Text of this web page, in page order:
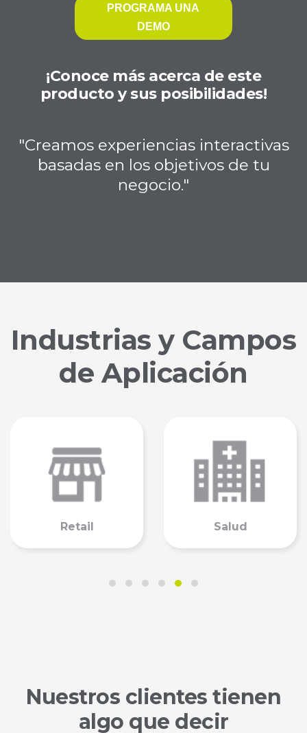
¡Conoce más acerca de este
producto y sus posibilidades!
"Creamos experiencias interactivas
basadas en los objetivos de tu
negocio."
PROGRAMA UNA
DEMO
Industrias y Campos
de Aplicación
Nuestros clientes tienen
algo que decir